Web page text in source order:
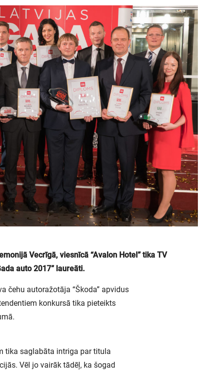
Vecrīgā, viesnīcā “Avalon Hotel” tika TV
auto 2017” laureāti.
čehu autoražotāja “Škoda” apvidus
konkursā tika pieteikts
tika saglabāta intriga par titula
Vēl jo vairāk tādēļ, ka šogad